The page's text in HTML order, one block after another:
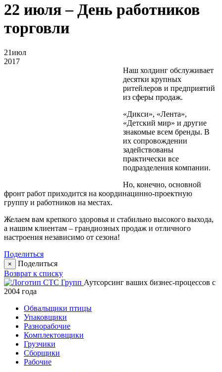
22 июля – День работников
торговли
21июл
2017
Наш холдинг обслуживает
десятки крупных
ритейлеров и предприятий
из сферы продаж.
«Дикси», «Лента»,
«Детский мир» и другие
знакомые всем бренды. В
их сопровождении
задействованы
практически все
подразделения компании.
Но, конечно, основной
фронт работ приходится на координацинно-проектную
группу и работников на местах.
Желаем вам крепкого здоровья и стабильно высокого выхода,
а нашим клиентам – грандиозных продаж и отличного
настроения независимо от сезона!
Поделиться
×
Поделиться
Возврат к списку
Аутсорсинг ваших бизнес-процессов с
2004 года
Обвальщики птицы
Упаковщики
Разнорабочие
Комплектовщики
Грузчики
Сборщики
Рабочие